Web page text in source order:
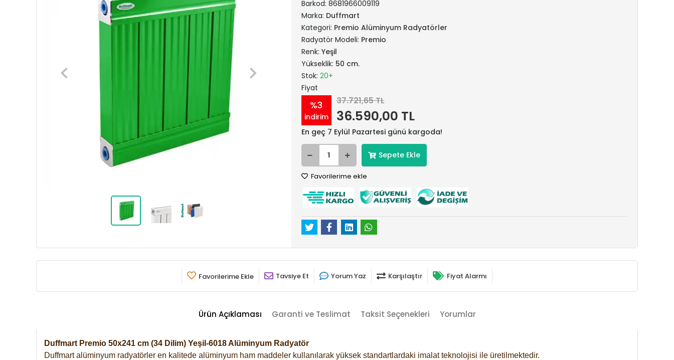
Barkod: 8681966009119
Marka: Duffmart
Kategori: Premio Alüminyum Radyatörler
Radyatör Modeli: Premio
Renk: Yeşil
Yükseklik: 50 cm.
Stok: 20+
Fiyat
%3
indirim
37.721,65 TL
36.590,00 TL
En geç 7 Eylül Pazartesi günü kargoda!
Sepete Ekle
Favorilerime ekle
Favorilerime Ekle Tavsiye Et Yorum Yaz Karşılaştır Fiyat Alarmı
Ürün Açıklaması Garanti ve Teslimat Taksit Seçenekleri Yorumlar
Duffmart Premio 50x241 cm (34 Dilim) Yeşil-6018 Alüminyum Radyatör
Duffmart alüminyum radyatörler en kalitede alüminyum ham maddeler kullanılarak yüksek standartlardaki imalat teknolojisi ile üretilmektedir.